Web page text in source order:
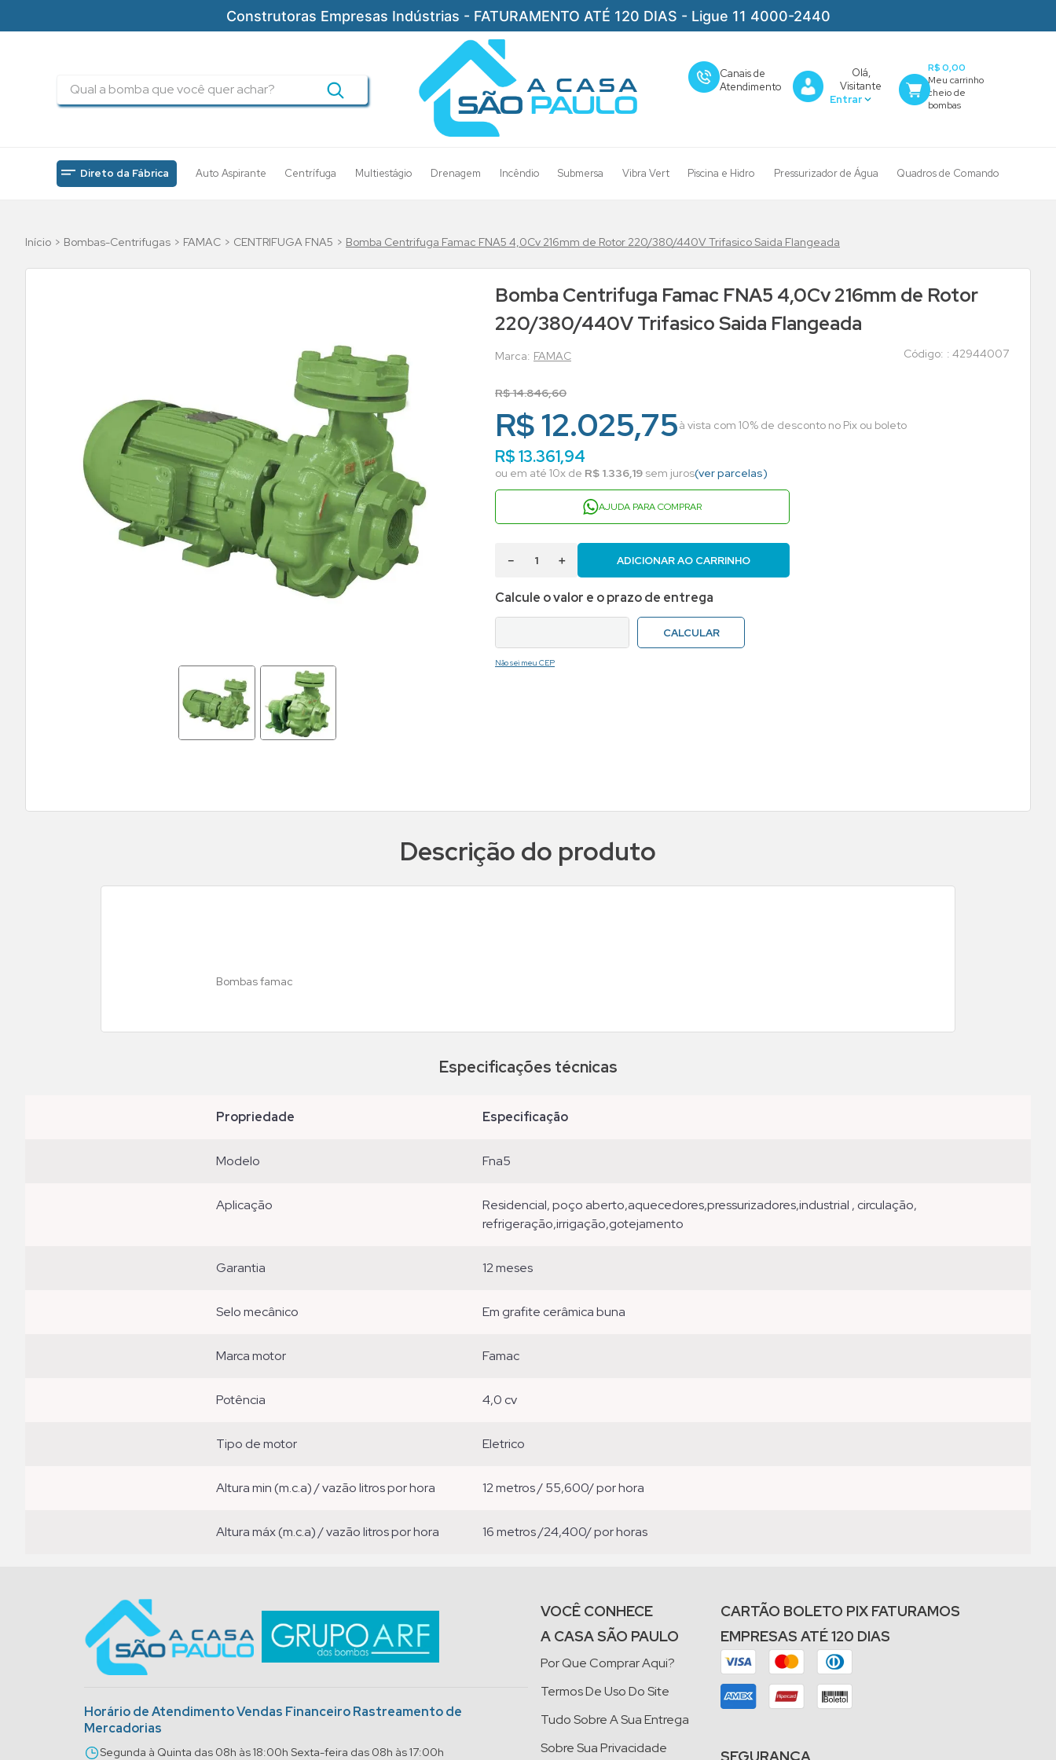
Construtoras Empresas Indústrias - FATURAMENTO ATÉ 120 DIAS - Ligue 11 4000-2440
Canais de
Atendimento
Olá,
Visitante
R$ 0,00
Direto da Fábrica Auto Aspirante Centrífuga Multiestágio Drenagem Incêndio Submersa Vibra Vert Piscina e Hidro Pressurizador de Água Quadros de Comando
Bombas-Centrifugas FAMAC CENTRIFUGA FNA5 Bomba Centrifuga Famac FNA5 4,0Cv 216mm de Rotor 220/380/440V Trifasico Saida Flangeada
Bomba Centrifuga Famac FNA5 4,0Cv 216mm de Rotor
220/380/440V Trifasico Saida Flangeada
FAMAC : 42944007
R$14.846,60
R$ 12.025,75à vista com 10% de desconto no Pix ou boleto
R$13.361,94
ou em até 10x de R$ 1.336,19 sem juros(ver parcelas)
AJUDA PARA COMPRAR
＋
－ ADICIONAR AO CARRINHO
Não sei meu CEP
Descrição do produto
Bombas famac
Especificações técnicas
propriedade especificação
modelo fna5
aplicação
residencial, poço aberto,aquecedores,pressurizadores,industrial , circulação,
refrigeração,irrigação,gotejamento
garantia 12 meses
selo mecânico em grafite cerâmica buna
marca motor famac
potência 4,0 cv
tipo de motor eletrico
altura min (m.c.a) / vazão litros por hora 12 metros / 55,600/ por hora
altura máx (m.c.a) / vazão litros por hora 16 metros /24,400/ por horas
Horário de Atendimento Vendas Financeiro Rastreamento de
Mercadorias
Segunda à Quinta das 08h às 18:00h Sexta-feira das 08h às 17:00h
VOCÊ CONHECE
A CASA SÃO PAULO
Por Que Comprar Aqui?
Termos De Uso Do Site
Tudo Sobre A Sua Entrega
Sobre Sua Privacidade
CARTÃO BOLETO PIX FATURAMOS
EMPRESAS ATÉ 120 DIAS
drenagem